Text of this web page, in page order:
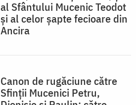
al Sfântului Mucenic Teodot
şi al celor şapte fecioare din
Ancira
Canon de rugăciune către
Sfinţii Mucenici Petru,